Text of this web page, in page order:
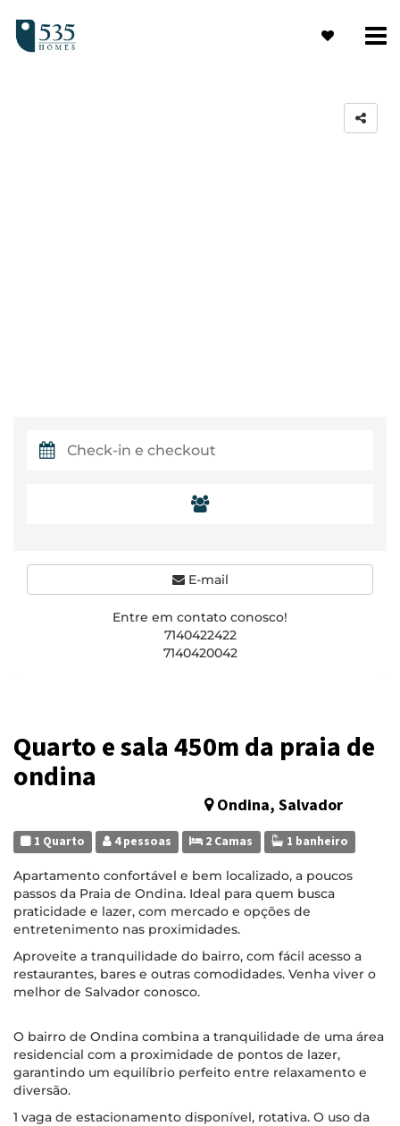
Quarto e sala 450m da praia de
ondina
Ondina, Salvador
1 Quarto 4 pessoas 2 Camas 1 banheiro
Apartamento confortável e bem localizado, a poucos
passos da Praia de Ondina. Ideal para quem busca
praticidade e lazer, com mercado e opções de
entretenimento nas proximidades.
Aproveite a tranquilidade do bairro, com fácil acesso a
restaurantes, bares e outras comodidades. Venha viver o
melhor de Salvador conosco.
O bairro de Ondina combina a tranquilidade de uma área
residencial com a proximidade de pontos de lazer,
garantindo um equilíbrio perfeito entre relaxamento e
diversão.
1 vaga de estacionamento disponível, rotativa. O uso da
E-mail
Entre em contato conosco!
7140422422
7140420042